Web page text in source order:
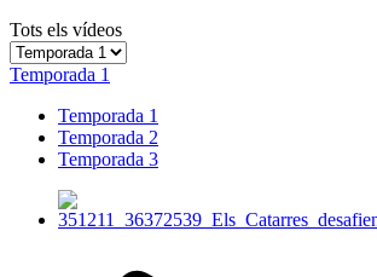
Tots els vídeos
Temporada 1
Temporada 1
Temporada 2
Temporada 3